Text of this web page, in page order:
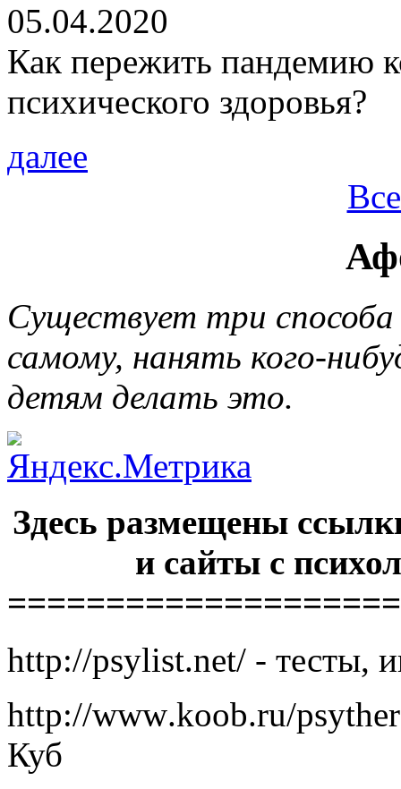
05.04.2020
Как пережить пандемию
психического здоровья?
далее
Существует три
самому, нанять кого-
детям делать это.
Здесь размещены
и сайты с
http://psylist.net/ - тесты,
http://www.koob.ru/
Куб